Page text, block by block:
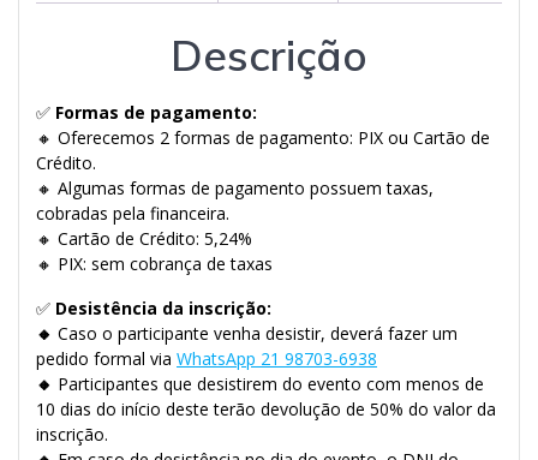
Descrição
✅ Formas de pagamento:
🔸 Oferecemos 2 formas de pagamento: PIX ou Cartão de
Crédito.
🔸 Algumas formas de pagamento possuem taxas,
cobradas pela financeira.
🔸 Cartão de Crédito: 5,24%
🔸 PIX: sem cobrança de taxas
✅ Desistência da inscrição:
🔸 Caso o participante venha desistir, deverá fazer um
pedido formal via WhatsApp 21 98703-6938
🔸 Participantes que desistirem do evento com menos de
10 dias do início deste terão devolução de 50% do valor da
inscrição.